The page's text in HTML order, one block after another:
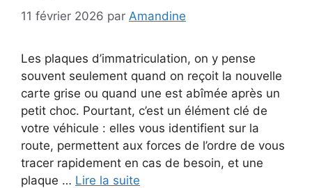
11 février 2026 par Amandine
Les plaques d’immatriculation, on y pense
souvent seulement quand on reçoit la nouvelle
carte grise ou quand une est abîmée après un
petit choc. Pourtant, c’est un élément clé de
votre véhicule : elles vous identifient sur la
route, permettent aux forces de l’ordre de vous
tracer rapidement en cas de besoin, et une
plaque … Lire la suite